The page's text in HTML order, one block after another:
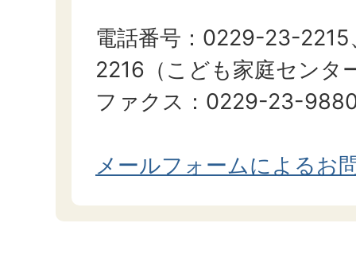
電話番号：0229-23-
2216（こども家庭センタ
ファクス：0229-23-
メールフォームによるお